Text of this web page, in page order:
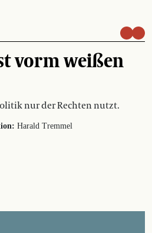
vorm weißen
nur der Rechten nutzt.
Harald Tremmel